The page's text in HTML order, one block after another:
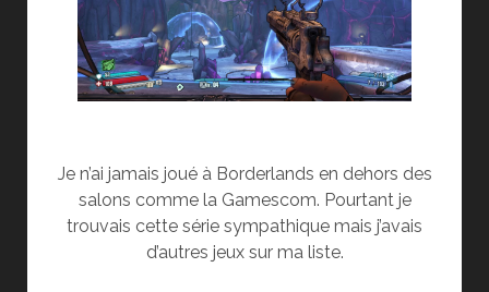
Je n’ai jamais joué à Borderlands en dehors des
salons comme la Gamescom. Pourtant je
trouvais cette série sympathique mais j’avais
d’autres jeux sur ma liste.